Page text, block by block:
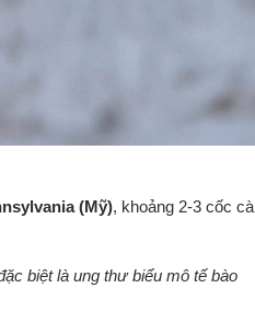
(Mỹ), khoảng 2-3 cốc cà
biệt là ung thư biểu mô tế bào